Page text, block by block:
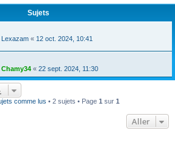
Sujets
Lexazam « 12 oct. 2024, 10:41
Chamy34 « 22 sept. 2024, 11:30
comme lus • 2 sujets • Page 1 sur 1
Aller